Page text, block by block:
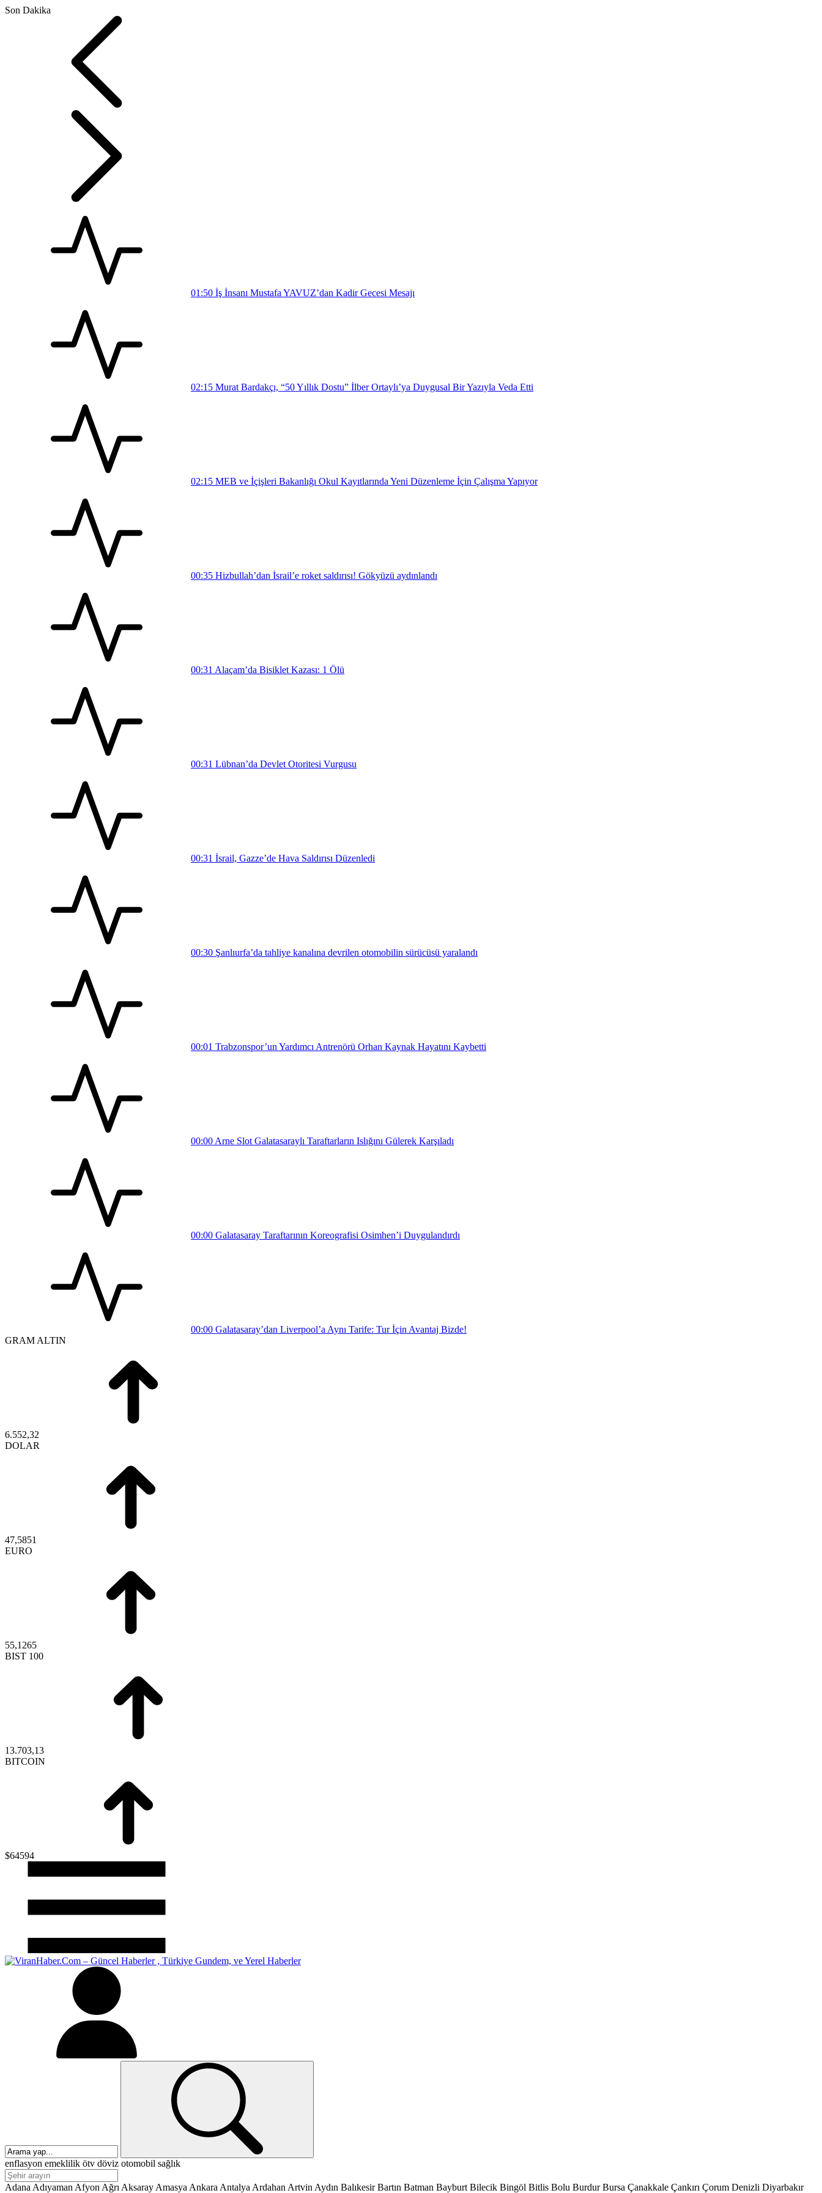
Son Dakika
01:50 İş İnsanı Mustafa YAVUZ’dan Kadir Gecesi Mesajı
02:15 Murat Bardakçı, “50 Yıllık Dostu” İlber Ortaylı’ya Duygusal Bir Yazıyla Veda Etti
02:15 MEB ve İçişleri Bakanlığı Okul Kayıtlarında Yeni Düzenleme İçin Çalışma Yapıyor
00:35 Hizbullah’dan İsrail’e roket saldırısı! Gökyüzü aydınlandı
00:31 Alaçam’da Bisiklet Kazası: 1 Ölü
00:31 Lübnan’da Devlet Otoritesi Vurgusu
00:31 İsrail, Gazze’de Hava Saldırısı Düzenledi
00:30 Şanlıurfa’da tahliye kanalına devrilen otomobilin sürücüsü yaralandı
00:01 Trabzonspor’un Yardımcı Antrenörü Orhan Kaynak Hayatını Kaybetti
00:00 Arne Slot Galatasaraylı Taraftarların Islığını Gülerek Karşıladı
00:00 Galatasaray Taraftarının Koreografisi Osimhen’i Duygulandırdı
00:00 Galatasaray’dan Liverpool’a Aynı Tarife: Tur İçin Avantaj Bizde!
GRAM ALTIN
6.552,32
DOLAR
47,5851
EURO
55,1265
BIST 100
13.703,13
BITCOIN
$64594
enflasyon emeklilik ötv döviz otomobil sağlık
Adana Adıyaman Afyon Ağrı Aksaray Amasya Ankara Antalya Ardahan Artvin Aydın Balıkesir Bartın Batman Bayburt Bilecik Bingöl Bitlis Bolu Burdur Bursa Çanakkale Çankırı Çorum Denizli Diyarbakır